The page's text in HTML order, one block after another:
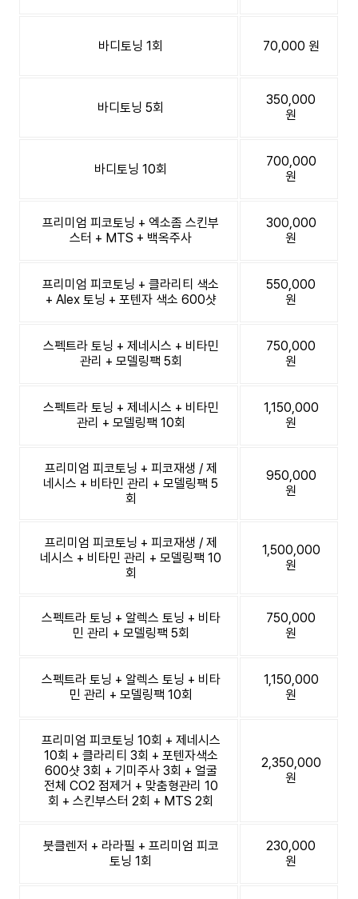
바디토닝 1회 70,000 원
바디토닝 5회
350,000
원
바디토닝 10회
700,000
원
프리미엄 피코토닝 + 엑소좀 스킨부
스터 + MTS + 백옥주사
300,000
원
프리미엄 피코토닝 + 클라리티 색소
+ Alex 토닝 + 포텐자 색소 600샷
550,000
원
스펙트라 토닝 + 제네시스 + 비타민
관리 + 모델링팩 5회
750,000
원
스펙트라 토닝 + 제네시스 + 비타민
관리 + 모델링팩 10회
1,150,000
원
프리미엄 피코토닝 + 피코재생 / 제
네시스 + 비타민 관리 + 모델링팩 5
회
950,000
원
프리미엄 피코토닝 + 피코재생 / 제
네시스 + 비타민 관리 + 모델링팩 10
회
1,500,000
원
스펙트라 토닝 + 알렉스 토닝 + 비타
민 관리 + 모델링팩 5회
750,000
원
스펙트라 토닝 + 알렉스 토닝 + 비타
민 관리 + 모델링팩 10회
1,150,000
원
프리미엄 피코토닝 10회 + 제네시스
10회 + 클라리티 3회 + 포텐자색소
600샷 3회 + 기미주사 3회 + 얼굴
전체 CO2 점제거 + 맞춤형관리 10
회 + 스킨부스터 2회 + MTS 2회
2,350,000
원
붓클렌저 + 라라필 + 프리미엄 피코
토닝 1회
230,000
원